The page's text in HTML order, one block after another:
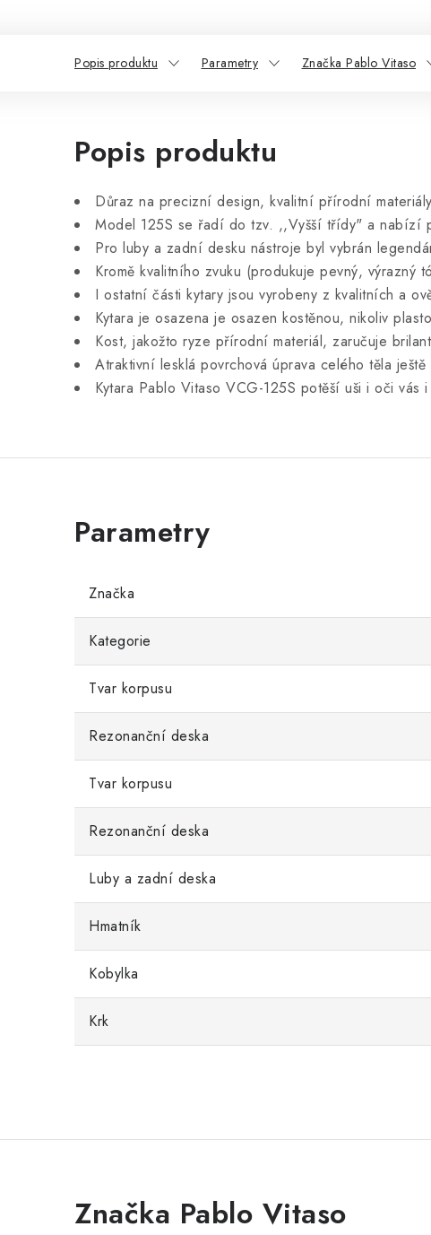
Popis produktu Parametry Značka Pablo Vitaso
Popis produktu
Důraz na precizní design, kvalitní přírodní
Model 125S se řadí do tzv. ,,Vyšší třídy" a nabízí
Pro luby a zadní desku nástroje byl vybrán
Kromě kvalitního zvuku (produkuje pevný, výrazný
I ostatní části kytary jsou vyrobeny z kvalitních a
Kytara je osazena je osazen kostěnou, nikoliv
Kost, jakožto ryze přírodní materiál, zaručuje
Atraktivní lesklá povrchová úprava celého těla
Kytara Pablo Vitaso VCG-125S potěší uši i oči vás
Značka
Kategorie
Tvar korpusu
Rezonanční deska
Tvar korpusu
Rezonanční deska
Luby a zadní deska
Hmatník
Kobylka
Krk
Značka Pablo Vitaso